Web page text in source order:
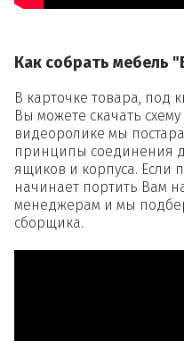
Как собрать мебель
В карточке товара, под
Вы можете скачать
видеоролике мы
принципы соединения
ящиков и корпуса. Если
начинает портить Вам
менеджерам и мы
сборщика.